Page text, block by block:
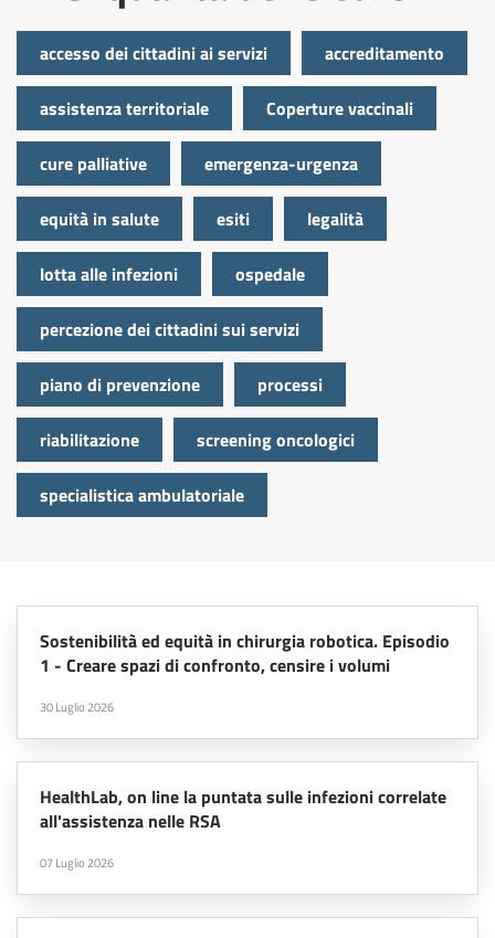
accesso dei cittadini ai servizi accreditamento
assistenza territoriale Coperture vaccinali
cure palliative emergenza-urgenza
equità in salute esiti legalità
lotta alle infezioni ospedale
percezione dei cittadini sui servizi
piano di prevenzione processi
riabilitazione screening oncologici
specialistica ambulatoriale
Sostenibilità ed equità in chirurgia robotica. Episodio
1 - Creare spazi di confronto, censire i volumi
30 Luglio 2026
HealthLab, on line la puntata sulle infezioni correlate
all'assistenza nelle RSA
07 Luglio 2026